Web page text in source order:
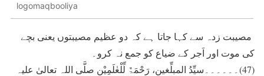
logomaqbooliya
مصيبت زدہ سے کہا جاتا ہے کہ دو عظيم مصيبتوں يعنی بچے
کی موت اور اَجر کے ضياع کو جمع نہ کرو۔
(47)۔۔۔۔۔۔سیِّدُ المبلِّغین، رَحْمَۃٌ لِّلْعٰلَمِیْن صلَّی اللہ تعالیٰ علیہ